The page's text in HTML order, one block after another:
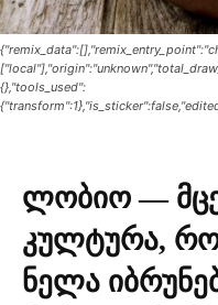
{},"tools_used":
ლობიო —
კულტურა,
ნელა